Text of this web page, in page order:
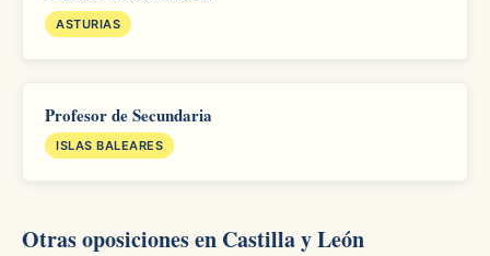
ASTURIAS
Profesor de Secundaria
ISLAS BALEARES
Otras oposiciones en Castilla y León